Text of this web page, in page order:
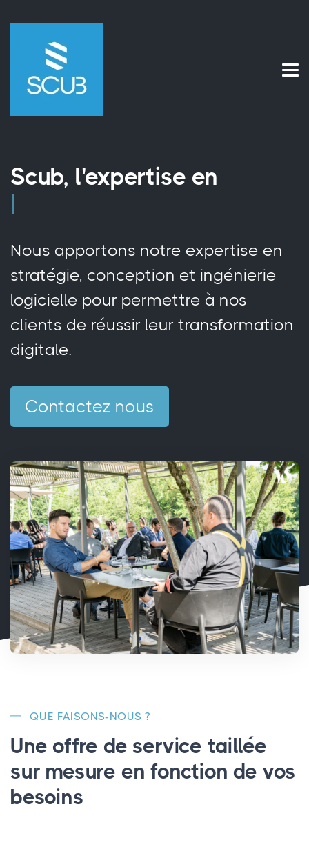
Scub, l'expertise en
Nous apportons notre expertise en
stratégie, conception et ingénierie
logicielle pour permettre à nos
clients de réussir leur transformation
digitale.
Contactez nous
QUE FAISONS-NOUS ?
Une offre de service taillée
sur mesure en fonction de vos
besoins